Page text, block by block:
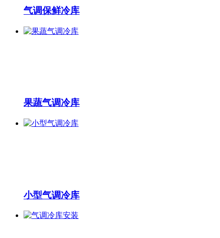
气调保鲜冷库
果蔬气调冷库
小型气调冷库